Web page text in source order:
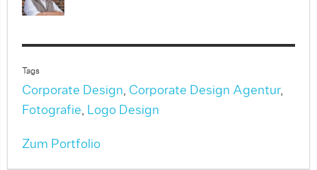
Tags
Corporate Design, Corporate Design Agentur,
Fotografie, Logo Design
Zum Portfolio